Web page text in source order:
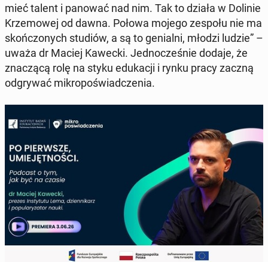
mieć talent i panować nad nim. Tak to działa w Dolinie
Krze­mo­wej od dawna. Połowa mojego zespołu nie ma
skoń­czo­nych studiów, a są to ge­nial­ni, młodzi ludzie” –
uważa dr Maciej Kawecki. Jed­no­cze­śnie dodaje, że
zna­czą­cą rolę na styku edu­ka­cji i rynku pracy zaczną
od­gry­wać mi­kro­po­świad­cze­nia.